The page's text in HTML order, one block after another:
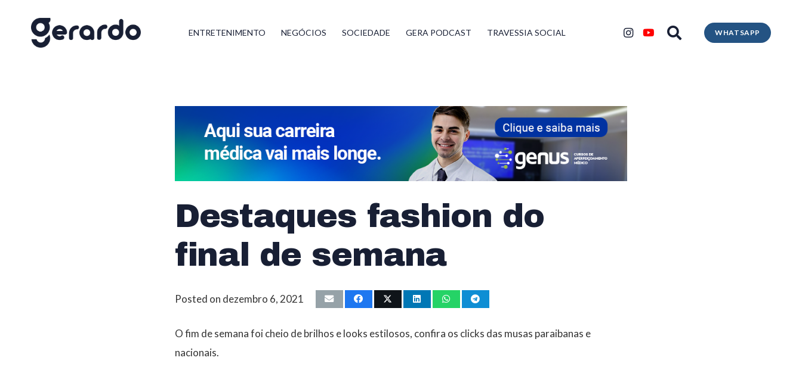
ENTRETENIMENTO NEGÓCIOS SOCIEDADE GERA PODCAST TRAVESSIA SOCIAL WHATSAPP
Destaques fashion do
final de semana
Posted on dezembro 6, 2021
O fim de semana foi cheio de brilhos e looks estilosos, confira os clicks das musas paraibanas e
nacionais.